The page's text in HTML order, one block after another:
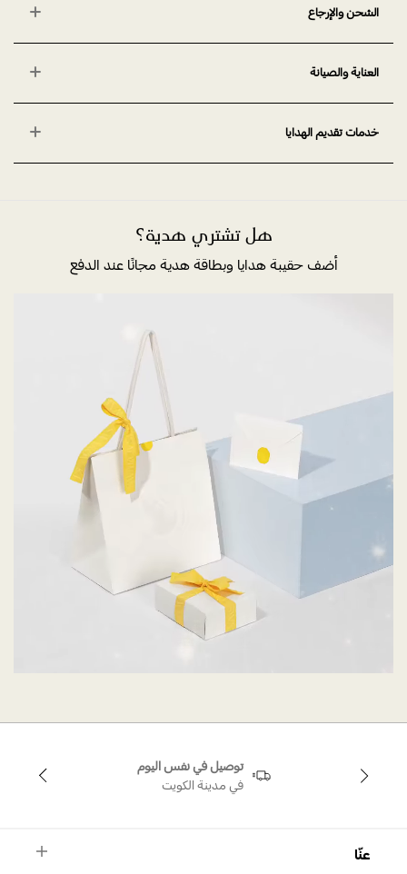
الشحن والإرجاع
العناية والصيانة
خدمات تقديم الهدايا
هل تشتري هدية؟
أضف حقيبة هدايا وبطاقة هدية مجانًا عند الدفع
توصيل في نفس اليوم
في مدينة الكويت
عنّا